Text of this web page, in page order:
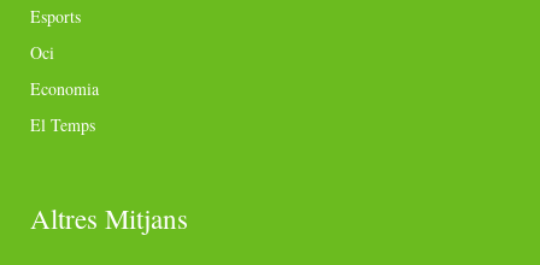
Esports
Oci
Economia
El Temps
Altres Mitjans